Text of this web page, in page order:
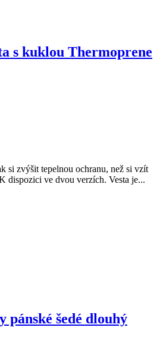
s kuklou Thermoprene
si zvýšit tepelnou ochranu, než si vzít
dispozici ve dvou verzích. Vesta je...
pánské šedé dlouhý